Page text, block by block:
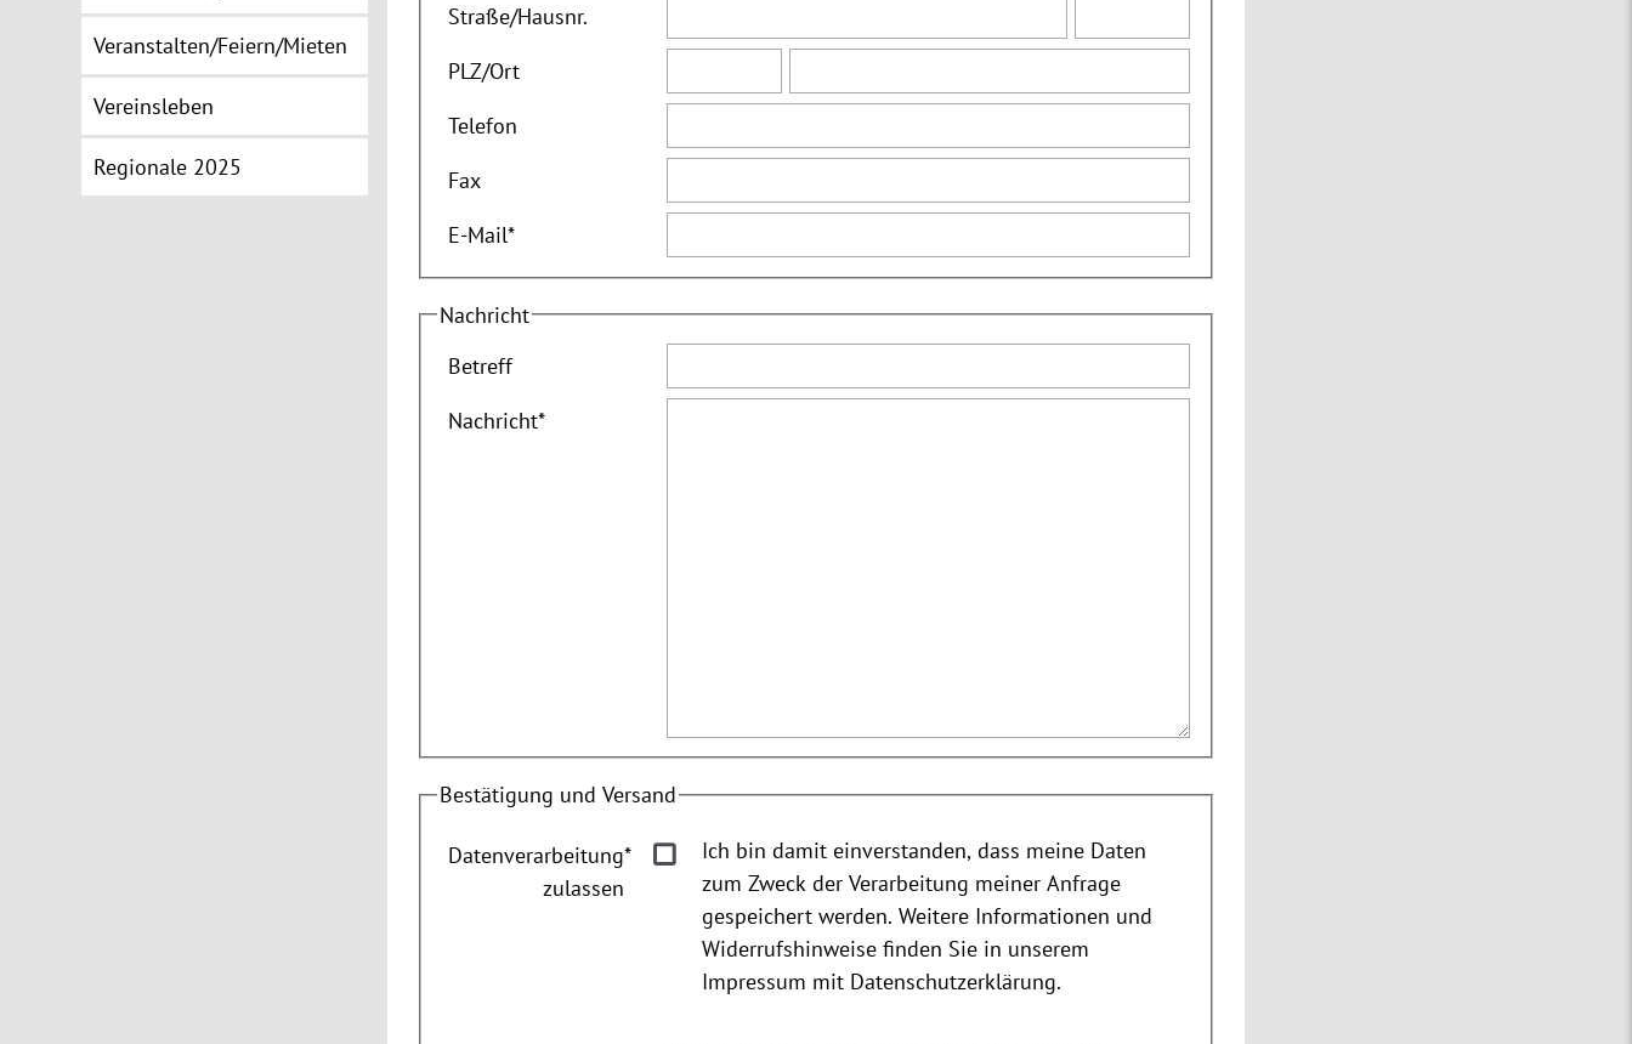
Veranstalten/Feiern/Mieten
Vereinsleben
Regionale 2025
Straße/Hausnr.
PLZ/Ort
Telefon
Fax
E-Mail*
Nachricht
Betreff
Nachricht*
Bestätigung und Versand
Datenverarbeitung
zulassen
*
Ich bin damit einverstanden, dass meine Daten
zum Zweck der Verarbeitung meiner Anfrage
gespeichert werden. Weitere Informationen und
Widerrufshinweise finden Sie in unserem
Impressum mit Datenschutzerklärung.